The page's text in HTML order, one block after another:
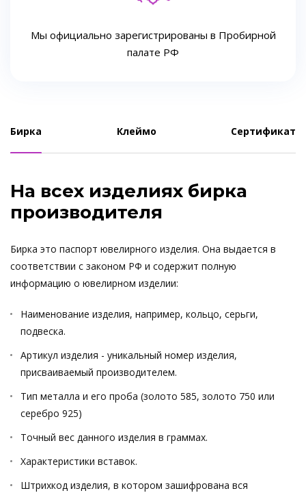
Мы официально зарегистрированы в Пробирной
палате РФ
Бирка Клеймо Сертификат
На всех изделиях бирка
производителя
Бирка это паспорт ювелирного изделия. Она выдается в
соответствии с законом РФ и содержит полную
информацию о ювелирном изделии:
Наименование изделия, например, кольцо, серьги,
подвеска.
Артикул изделия - уникальный номер изделия,
присваиваемый производителем.
Тип металла и его проба (золото 585, золото 750 или
серебро 925)
Точный вес данного изделия в граммах.
Характеристики вставок.
Штрихкод изделия, в котором зашифрована вся